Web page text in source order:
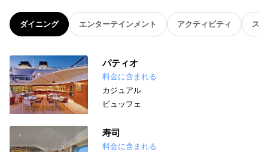
ダイニング エンターテインメント アクティビティ ス
パティオ
料金に含まれる
カジュアル
ビュッフェ
寿司
料金に含まれる